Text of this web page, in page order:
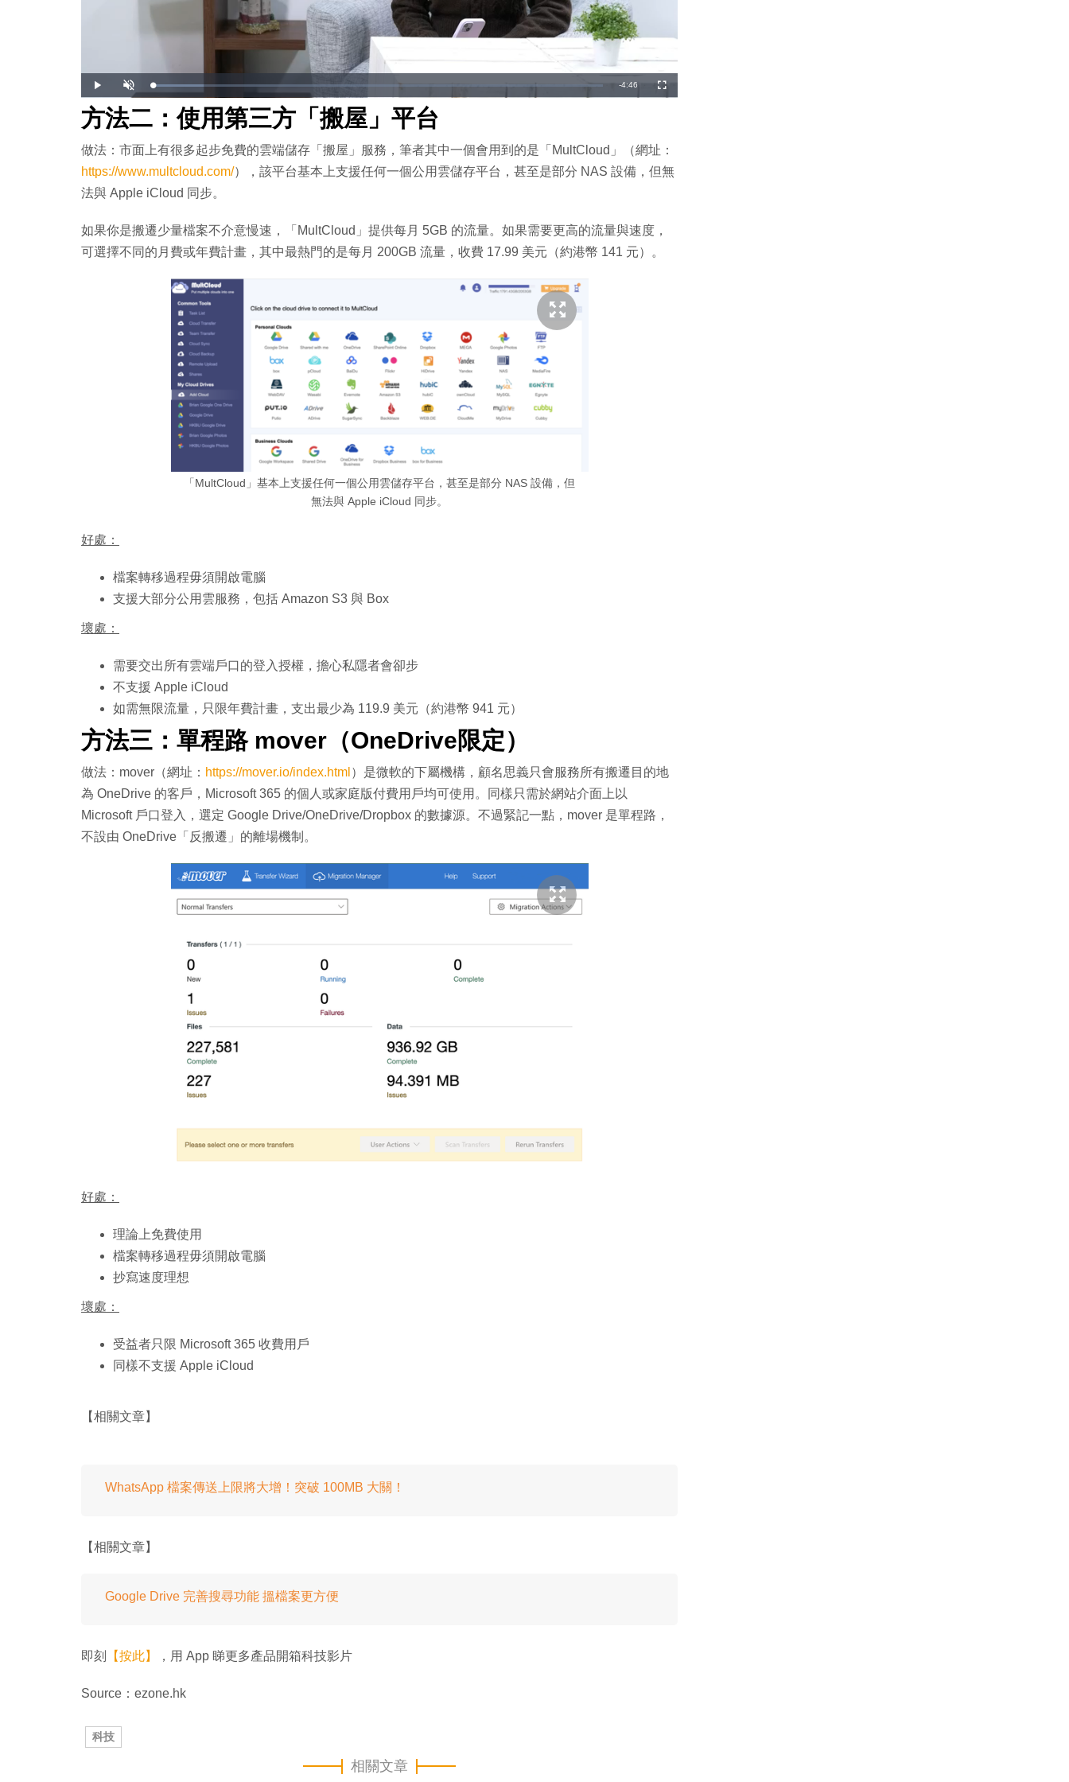
播
放
開
啟
效
載
畢
:
1
.
3
%
剩
-4:46
全
螢
方法二：使用第三方「搬屋」平台
做法：市面上有很多起步免費的雲端儲存「搬屋」服務，筆者其中一個會用到的是「MultCloud」（網址：
https://www.multcloud.com/），該平台基本上支援任何一個公用雲儲存平台，甚至是部分 NAS 設備，但無
法與 Apple iCloud 同步。
如果你是搬遷少量檔案不介意慢速，「MultCloud」提供每月 5GB 的流量。如果需要更高的流量與速度，
可選擇不同的月費或年費計畫，其中最熱門的是每月 200GB 流量，收費 17.99 美元（約港幣 141 元）。
「MultCloud」基本上支援任何一個公用雲儲存平台，甚至是部分 NAS 設備，但
無法與 Apple iCloud 同步。
好處：
檔案轉移過程毋須開啟電腦
支援大部分公用雲服務，包括 Amazon S3 與 Box
壞處：
需要交出所有雲端戶口的登入授權，擔心私隱者會卻步
不支援 Apple iCloud
如需無限流量，只限年費計畫，支出最少為 119.9 美元（約港幣 941 元）
方法三：單程路 mover（OneDrive限定）
做法：mover（網址： https://mover.io/index.html ）是微軟的下屬機構，顧名思義只會服務所有搬遷目的地
為 OneDrive 的客戶，Microsoft 365 的個人或家庭版付費用戶均可使用。同樣只需於網站介面上以
Microsoft 戶口登入，選定 Google Drive/OneDrive/Dropbox 的數據源。不過緊記一點，mover 是單程路，
不設由 OneDrive「反搬遷」的離場機制。
好處：
理論上免費使用
檔案轉移過程毋須開啟電腦
抄寫速度理想
壞處：
受益者只限 Microsoft 365 收費用戶
同樣不支援 Apple iCloud
【相關文章】
WhatsApp 檔案傳送上限將大增！突破 100MB 大關！
【相關文章】
Google Drive 完善搜尋功能 搵檔案更方便
即刻 【按此】 ，用 App 睇更多產品開箱科技影片
Source：ezone.hk
科技
相關文章